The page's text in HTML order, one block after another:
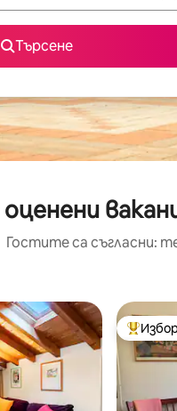
Търсене
Гостите са съгласни:
гостите Най-